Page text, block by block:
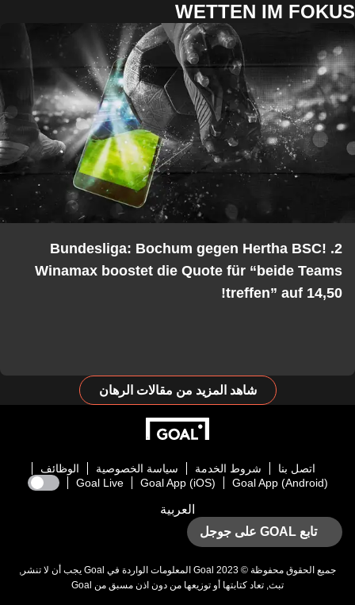
WETTEN IM FOKUS
2. Bundesliga: Bochum gegen Hertha BSC!
Winamax boostet die Quote für “beide Teams
treffen” auf 14,50!
شاهد المزيد من مقالات الرهان
اتصل بنا شروط الخدمة سياسة الخصوصية
الوظائف
Goal App (Android)
Goal App (iOS)
Goal Live
العربية
تابع GOAL على جوجل
جميع الحقوق محفوظة © 2023 Goal المعلومات الواردة في Goal يجب أن لا تنشر,
تبث, تعاد كتابتها أو توزيعها من دون اذن مسبق من Goal